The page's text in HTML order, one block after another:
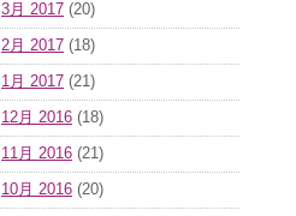
3月 2017 (20)
2月 2017 (18)
1月 2017 (21)
12月 2016 (18)
11月 2016 (21)
10月 2016 (20)